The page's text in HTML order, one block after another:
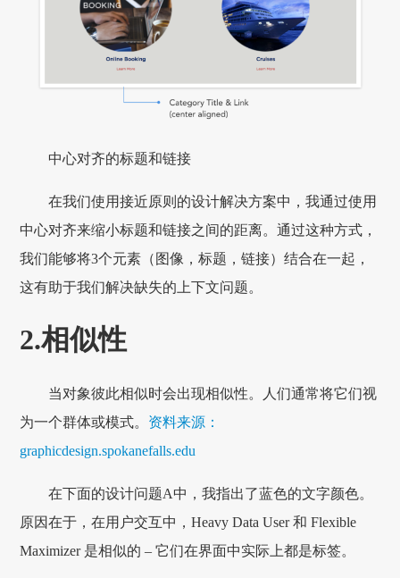
中心对齐的标题和链接
在我们使用接近原则的设计解决方案中，我通过使用
中心对齐来缩小标题和链接之间的距离。通过这种方式，
我们能够将3个元素（图像，标题，链接）结合在一起，
这有助于我们解决缺失的上下文问题。
2.相似性
当对象彼此相似时会出现相似性。人们通常将它们视
为一个群体或模式。 资料来源：
graphicdesign.spokanefalls.edu
在下面的设计问题A中，我指出了蓝色的文字颜色。
原因在于，在用户交互中，Heavy Data User 和 Flexible
Maximizer 是相似的 – 它们在界面中实际上都是标签。